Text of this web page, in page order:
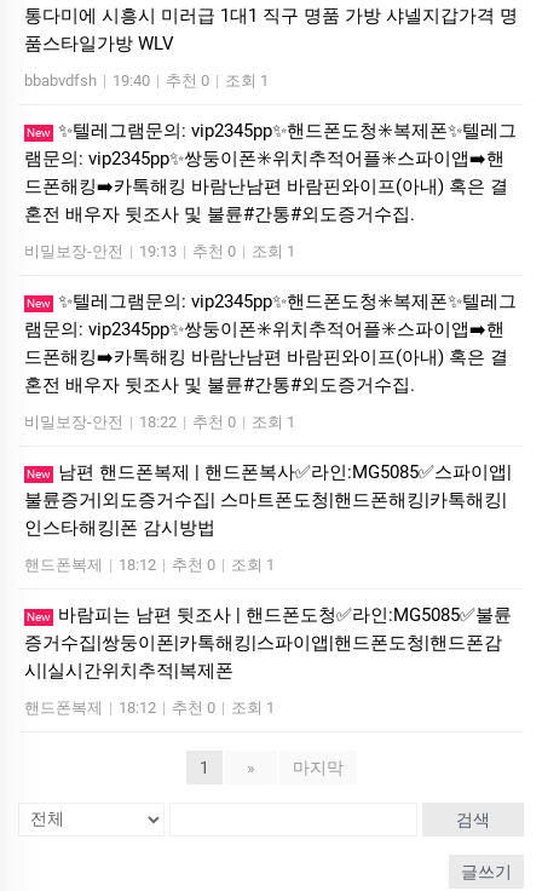
통다미에 시흥시 미러급 1대1 직구 명품 가방 샤넬지갑가격 명
품스타일가방 WLV
bbabvdfsh | 19:40 | 추천 0 | 조회 1
New ✨텔레그램문의: vip2345pp✨핸드폰도청✳️복제폰✨텔레그
램문의: vip2345pp✨쌍둥이폰✳️위치추적어플✳️스파이앱➡️핸
드폰해킹➡️카톡해킹 바람난남편 바람핀와이프(아내) 혹은 결
혼전 배우자 뒷조사 및 불륜#간통#외도증거수집.
비밀보장-안전 | 19:13 | 추천 0 | 조회 1
New ✨텔레그램문의: vip2345pp✨핸드폰도청✳️복제폰✨텔레그
램문의: vip2345pp✨쌍둥이폰✳️위치추적어플✳️스파이앱➡️핸
드폰해킹➡️카톡해킹 바람난남편 바람핀와이프(아내) 혹은 결
혼전 배우자 뒷조사 및 불륜#간통#외도증거수집.
비밀보장-안전 | 18:22 | 추천 0 | 조회 1
New
남편 핸드폰복제 | 핸드폰복사✅라인:MG5085✅스파이앱|
불륜증거|외도증거수집| 스마트폰도청|핸드폰해킹|카톡해킹|
인스타해킹|폰 감시방법
핸드폰복제 | 18:12 | 추천 0 | 조회 1
New
바람피는 남편 뒷조사 | 핸드폰도청✅라인:MG5085✅불륜
증거수집|쌍둥이폰|카톡해킹|스파이앱|핸드폰도청|핸드폰감
시|실시간위치추적|복제폰
핸드폰복제 | 18:12 | 추천 0 | 조회 1
1 » 마지막
검색
글쓰기